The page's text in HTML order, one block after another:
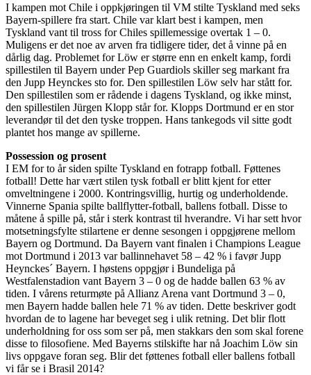
I kampen mot Chile i oppkjøringen til VM stilte Tyskland med seks
Bayern-spillere fra start. Chile var klart best i kampen, men
Tyskland vant til tross for Chiles spillemessige overtak 1 – 0.
Muligens er det noe av arven fra tidligere tider, det å vinne på en
dårlig dag. Problemet for Löw er større enn en enkelt kamp, fordi
spillestilen til Bayern under Pep Guardiols skiller seg markant fra
den Jupp Heynckes sto for. Den spillestilen Löw selv har stått for.
Den spillestilen som er rådende i dagens Tyskland, og ikke minst,
den spillestilen Jürgen Klopp står for. Klopps Dortmund er en stor
leverandør til det den tyske troppen. Hans tankegods vil sitte godt
plantet hos mange av spillerne.
Possession og prosent
I EM for to år siden spilte Tyskland en fotrapp fotball. Føttenes
fotball! Dette har vært stilen tysk fotball er blitt kjent for etter
omveltningene i 2000. Kontringsvillig, hurtig og underholdende.
Vinnerne Spania spilte ballflytter-fotball, ballens fotball. Disse to
måtene å spille på, står i sterk kontrast til hverandre. Vi har sett hvor
motsetningsfylte stilartene er denne sesongen i oppgjørene mellom
Bayern og Dortmund. Da Bayern vant finalen i Champions League
mot Dortmund i 2013 var ballinnehavet 58 – 42 % i favør Jupp
Heynckes´ Bayern. I høstens oppgjør i Bundeliga på
Westfalenstadion vant Bayern 3 – 0 og de hadde ballen 63 % av
tiden. I vårens returmøte på Allianz Arena vant Dortmund 3 – 0,
men Bayern hadde ballen hele 71 % av tiden. Dette beskriver godt
hvordan de to lagene har beveget seg i ulik retning. Det blir flott
underholdning for oss som ser på, men stakkars den som skal forene
disse to filosofiene. Med Bayerns stilskifte har nå Joachim Löw sin
livs oppgave foran seg. Blir det føttenes fotball eller ballens fotball
vi får se i Brasil 2014?